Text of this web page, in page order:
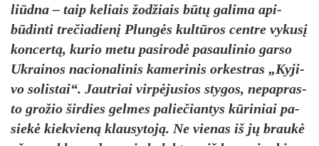
liūd­na – taip ke­liais žod­žiais būtų ga­li­ma api­
būdin­ti tre­čia­dienį Plungės kultū­ros cent­re vy­kusį
kon­certą, ku­rio me­tu pa­si­rodė pa­sau­li­nio gar­so
Uk­rai­nos na­cio­na­li­nis ka­me­ri­nis or­kest­ras „Ky­ji­
vo so­lis­tai“. Jaut­riai virpė­ju­sios sty­gos, ne­pap­ras­
to gro­žio šir­dies gel­mes pa­lie­čian­tys kūri­niai pa­
siekė kiek­vieną klau­sy­toją. Ne vie­nas iš jų braukė